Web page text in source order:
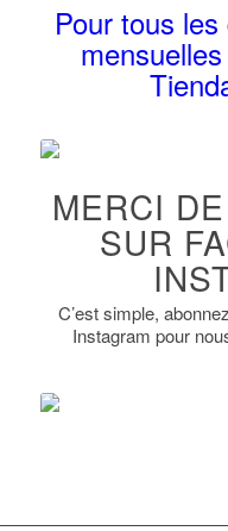
Pour tous
MERCI
SUR
C’est simple,
Instagram pour